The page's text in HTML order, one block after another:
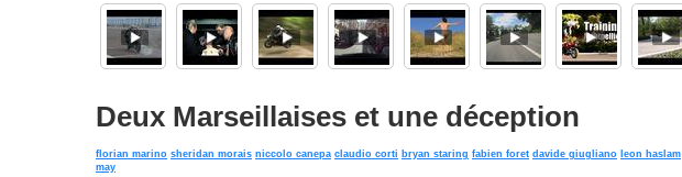
Deux Marseillaises et une déception
florian marino sheridan morais niccolo canepa claudio corti bryan staring fabien foret davide giugliano leon haslam
may